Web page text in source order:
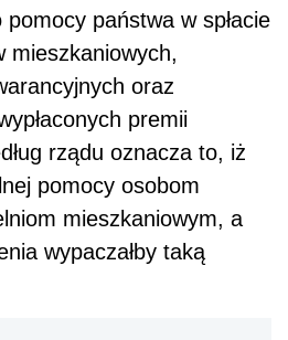
państwa w spłacie
mieszkaniowych,
oraz
premii
rządu oznacza to, iż
pomocy osobom
mieszkaniowym, a
wypaczałby taką